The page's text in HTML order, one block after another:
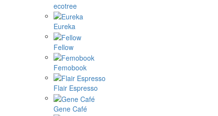
ecotree
Eureka
Fellow
Femobook
Flair Espresso
Gene Café